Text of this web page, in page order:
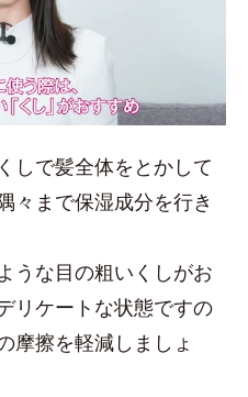
しで髪全体をとかして
々まで保湿成分を行き
うな目の粗いくしがお
リケートな状態ですの
摩擦を軽減しましょ